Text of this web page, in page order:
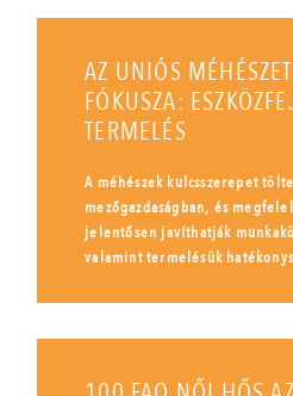
AZ UNIÓS
FÓKUSZA:
TERMELÉS
A méhészek kulcsszerepet
mezőgazdaságban, és
jelentősen javíthatják
valamint termelésük